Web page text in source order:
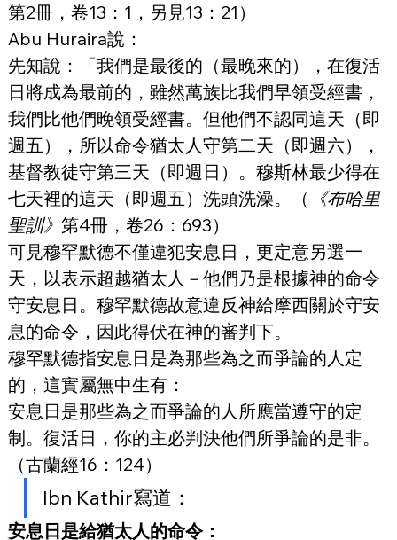
第2冊，卷13：1，另見13：21）
Abu Huraira說：
先知說：「我們是最後的（最晚來的），在復活
日將成為最前的，雖然萬族比我們早領受經書，
我們比他們晚領受經書。但他們不認同這天（即
週五），所以命令猶太人守第二天（即週六），
基督教徒守第三天（即週日）。穆斯林最少得在
七天裡的這天（即週五）洗頭洗澡。（
《布哈里
聖訓》 第4冊，卷26：693）
可見穆罕默德不僅違犯安息日，更定意另選一
天，以表示超越猶太人－他們乃是根據神的命令
守安息日。穆罕默德故意違反神給摩西關於守安
息的命令，因此得伏在神的審判下。
穆罕默德指安息日是為那些為之而爭論的人定
的，這實屬無中生有：
安息日是那些為之而爭論的人所應當遵守的定
制。復活日，你的主必判決他們所爭論的是非。
（古蘭經16：124）
Ibn Kathir寫道：
安息日是給猶太人的命令：